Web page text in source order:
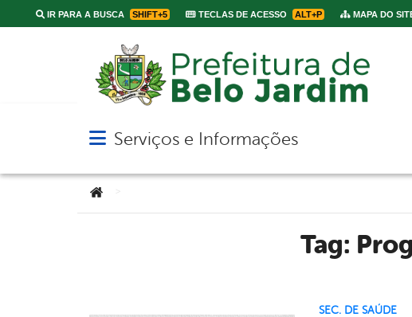
IR PARA A BUSCA SHIFT+5 TECLAS DE ACESSO ALT+P MAPA DO
Abrir menu principal de navegação
Serviços e Informações
Você está aqui:
Tag:
SEC. DE SAÚDE